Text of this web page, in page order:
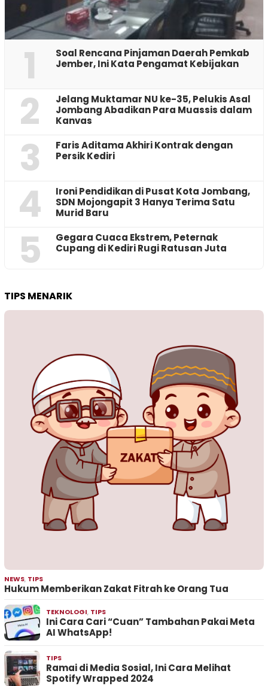
1
‎Soal Rencana Pinjaman Daerah Pemkab
Jember, Ini Kata Pengamat Kebijakan ‎
2
Jelang Muktamar NU ke-35, Pelukis Asal
Jombang Abadikan Para Muassis dalam
Kanvas
3
Faris Aditama Akhiri Kontrak dengan
Persik Kediri
4
Ironi Pendidikan di Pusat Kota Jombang,
SDN Mojongapit 3 Hanya Terima Satu
Murid Baru
5
‎Gegara Cuaca Ekstrem, Peternak
Cupang di Kediri Rugi Ratusan Juta
TIPS MENARIK
NEWS, TIPS
Hukum Memberikan Zakat Fitrah ke Orang Tua
TEKNOLOGI, TIPS
Ini Cara Cari “Cuan” Tambahan Pakai Meta
AI WhatsApp!
TIPS
Ramai di Media Sosial, Ini Cara Melihat
Spotify Wrapped 2024